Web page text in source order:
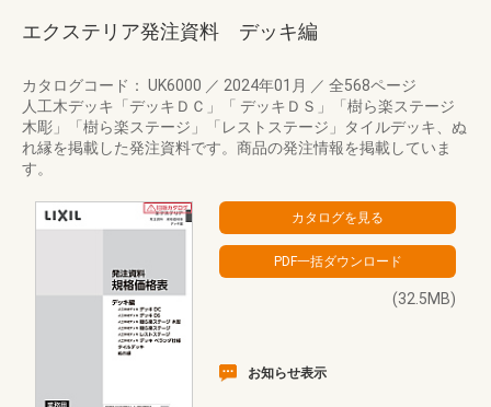
エクステリア発注資料 デッキ編
カタログコード： UK6000 ／ 2024年01月 ／ 全568ページ
人工木デッキ「デッキＤＣ」「 デッキＤＳ」「樹ら楽ステージ
木彫」「樹ら楽ステージ」「レストステージ」タイルデッキ、ぬ
れ縁を掲載した発注資料です。商品の発注情報を掲載していま
す。
(32.5MB)
お知らせ表示